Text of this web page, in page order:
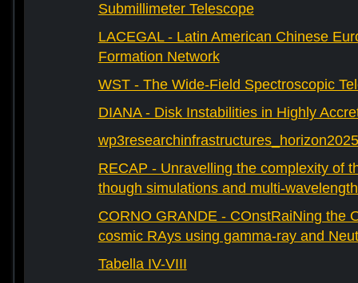
Submillimeter Telescope
LACEGAL - Latin American Chinese
Formation Network
WST - The Wide-Field Spectroscopic
DIANA - Disk Instabilities in Highly
RECAP - Unravelling the complexity of
though simulations and multi-
CORNO GRANDE - COnstRaiNing the
cosmic RAys using gamma-ray and
Tabella IV-VIII